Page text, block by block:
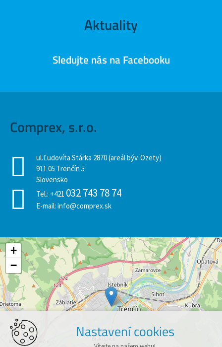
Aktuality
Sledujte nás na Facebooku
Comprex, s.r.o.
ul.Ľudovíta Stárka 2870 (areál býv. Ozety)
911 05 Trenčín 5
Slovensko
Tel.: +421 032 743 78 74
E-mail: info@comprex.sk
+
−
Nastavení cookies